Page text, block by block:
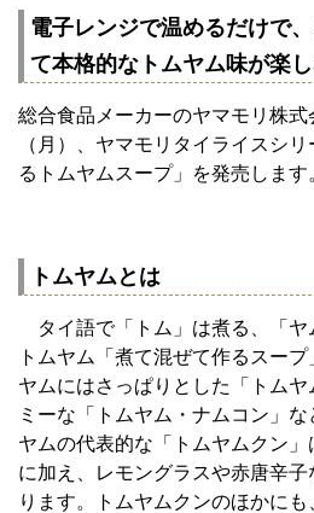
電子レンジで温めるだけで
て本格的なトムヤム味が楽
総合食品メーカーのヤマモリ株式
（月）、ヤマモリタイライスシ
るトムヤムスープ」を発売します
トムヤムとは
タイ語で「トム」は煮る、「ヤ
トムヤム「煮て混ぜて作るスー
ヤムにはさっぱりとした「トム
ミーな「トムヤム・ナムコン」
ヤムの代表的な「トムヤムクン
に加え、レモングラスや赤唐辛
ります。トムヤムクンのほかに